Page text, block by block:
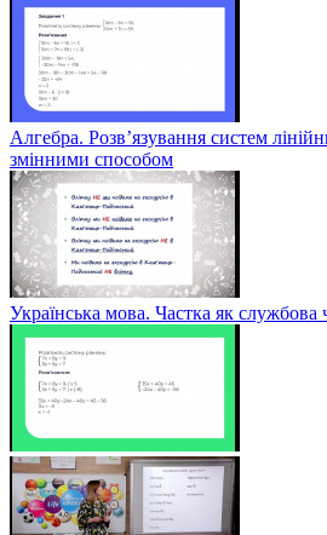
Алгебра. Розв’язування систем
змінними способом
Українська мова. Частка як службова